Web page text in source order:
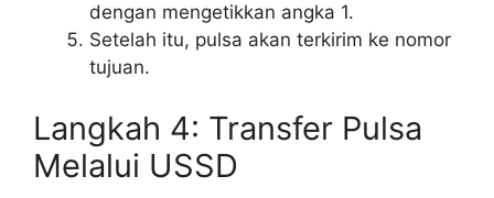
dengan mengetikkan angka 1.
Setelah itu, pulsa akan terkirim ke nomor
tujuan.
Langkah 4: Transfer Pulsa
Melalui USSD